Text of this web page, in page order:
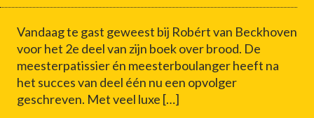
Vandaag te gast geweest bij Robért van Beckhoven
voor het 2e deel van zijn boek over brood. De
meesterpatissier én meesterboulanger heeft na
het succes van deel één nu een opvolger
geschreven. Met veel luxe […]